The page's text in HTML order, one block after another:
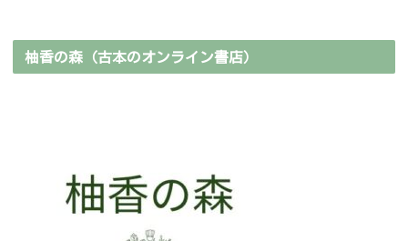
柚香の森（古本のオンライン書店）